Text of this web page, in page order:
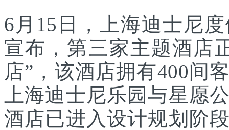
6月15日，上海迪士尼
宣布，第三家主题酒店
店”，该酒店拥有400间
上海迪士尼乐园与星愿
酒店已进入设计规划阶